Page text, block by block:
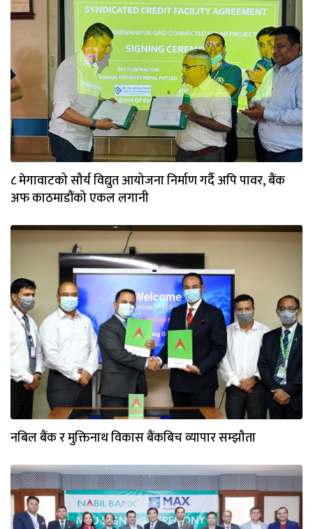
८ मेगावाटको सौर्य विद्युत आयोजना निर्माण गर्दै अपि पावर, बैंक
अफ काठमाडौंको एकल लगानी
नबिल बैंक र मुक्तिनाथ विकास बैंकबिच व्यापार सम्झौता